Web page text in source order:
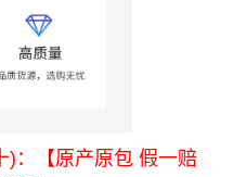
)：【原产原包 假一赔